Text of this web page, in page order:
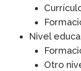
Nivel
Otro